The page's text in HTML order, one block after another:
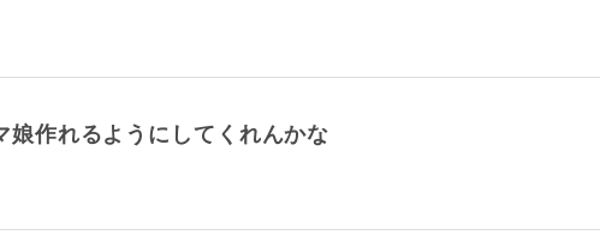
娘作れるようにしてくれんかな